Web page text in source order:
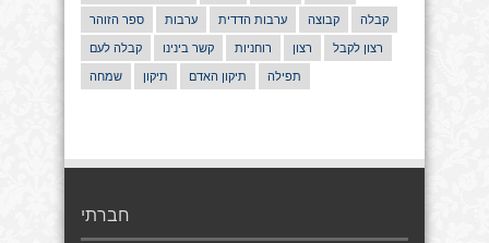
ספר הזוהר ערבות ערבות הדדית קבוצה קבלה
קבלה לעם קשר בינינו רוחניות רצון רצון לקבל
שמחה תיקון תיקון האדם תפילה
חברתי